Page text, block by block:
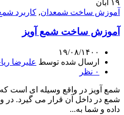
۱۹
آبان
آموزش ساخت شمعدان, کاربرد
آموزش ساخت شمع آویز
۱۹/۰۸/۱۴۰۰
ارسال شده توسط علیرضا
۰ نظر
شمع آویز در واقع وسیله ای است
شمع در داخل آن قرار می گیرد. در
داده و شما به...